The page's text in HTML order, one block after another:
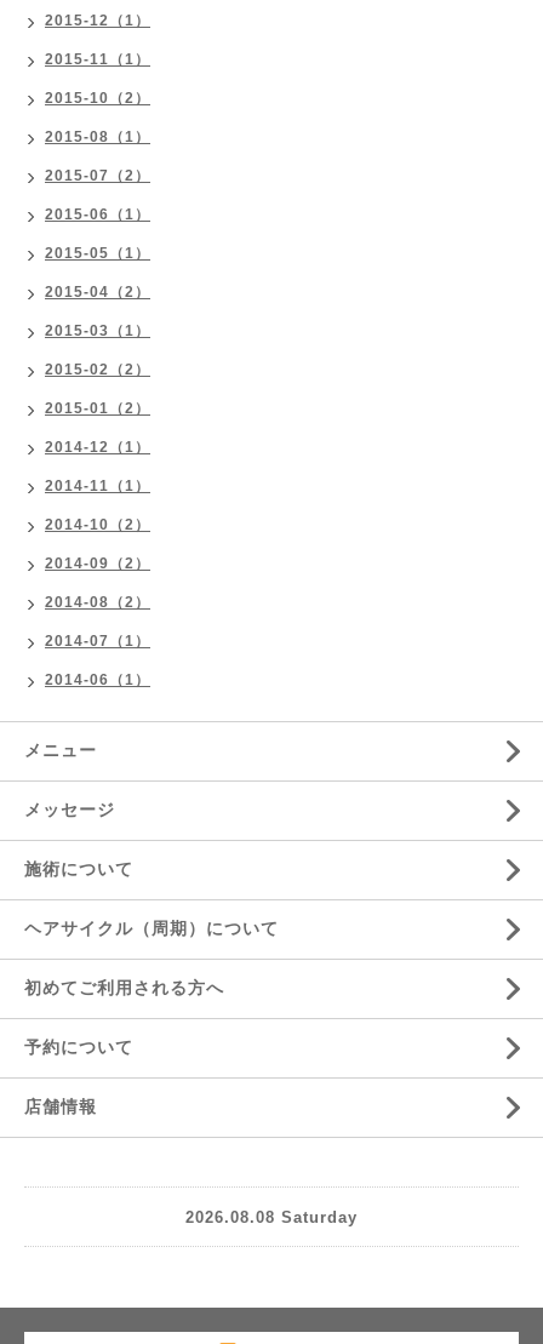
2015-12（1）
2015-11（1）
2015-10（2）
2015-08（1）
2015-07（2）
2015-06（1）
2015-05（1）
2015-04（2）
2015-03（1）
2015-02（2）
2015-01（2）
2014-12（1）
2014-11（1）
2014-10（2）
2014-09（2）
2014-08（2）
2014-07（1）
2014-06（1）
メニュー
メッセージ
施術について
ヘアサイクル（周期）について
初めてご利用される方へ
予約について
店舗情報
2026.08.08 Saturday